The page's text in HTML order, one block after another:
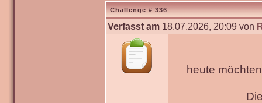
Challenge # 336
Verfasst am 18.07.2026, 20:09 von
heute